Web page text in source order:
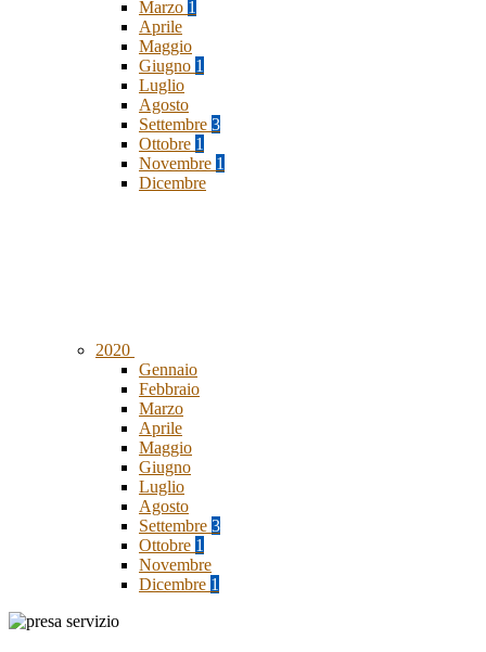
Marzo 1
Aprile
Maggio
Giugno 1
Luglio
Agosto
Settembre 3
Ottobre 1
Novembre 1
Dicembre
2020
Gennaio
Febbraio
Marzo
Aprile
Maggio
Giugno
Luglio
Agosto
Settembre 3
Ottobre 1
Novembre
Dicembre 1